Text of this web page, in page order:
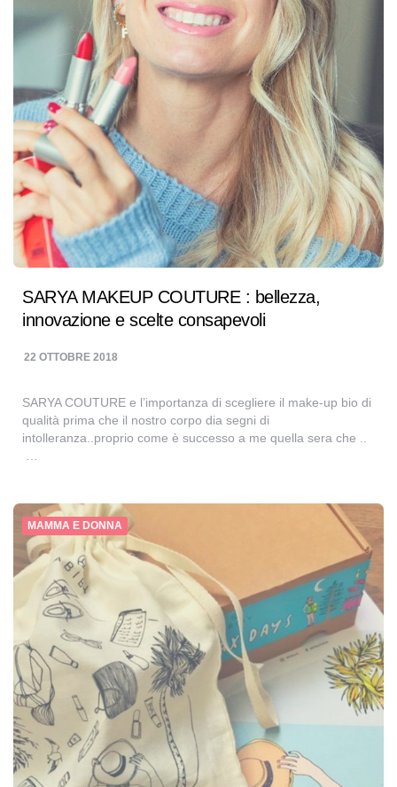
SARYA MAKEUP COUTURE : bellezza,
innovazione e scelte consapevoli
22 OTTOBRE 2018
SARYA COUTURE e l’importanza di scegliere il make-up bio di
qualità prima che il nostro corpo dia segni di
intolleranza..proprio come è successo a me quella sera che ..
MAMMA E DONNA